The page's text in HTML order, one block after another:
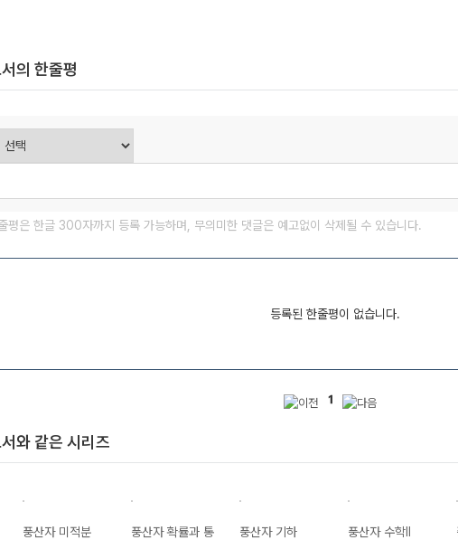
의 한줄평
평은 한글 300자까지 등록 가능하며, 무의미한 댓글은 예고없이 삭제될 수 있습니다.
등록된 한줄평이 없습니다.
1
와 같은 시리즈
풍산자 미적분
풍산자 확률과 통
풍산자 기하
풍산자 수학II